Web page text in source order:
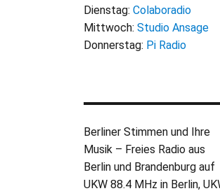
Dienstag: Colaboradio
Mittwoch: Studio Ansage
Donnerstag: Pi Radio
Berliner Stimmen und Ihre
Musik – Freies Radio aus
Berlin und Brandenburg auf
UKW 88.4 MHz in Berlin,